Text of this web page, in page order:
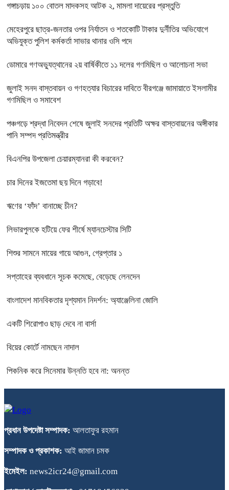
গঙ্গাচড়ায় ১০০ বোতল মাদকসহ আটক ২, মামলা দায়েরের প্রস্তুতি
মেহেরপুরে ছাত্র-জনতার ওপর নির্যাতন ও শতকোটি টাকার দুর্নীতির অভিযোগে
অভিযুক্ত পুলিশ কর্মকর্তা সাভার থানার ওসি পদে
ডোমারে গণঅভ্যুত্থানের ২য় বার্ষিকীতে ১১ দলের গণমিছিল ও আলোচনা সভা
জুলাই সনদ বাস্তবায়ন ও গণহত্যার বিচারের দাবিতে বীরগঞ্জে জামায়াতে ইসলামীর
গণমিছিল ও সমাবেশ
পঞ্চগড়ে শ্রদ্ধা নিবেদন শেষে জুলাই সনদের প্রতিটি অক্ষর বাস্তবায়নের অঙ্গীকার
পানি সম্পদ প্রতিমন্ত্রীর
বিএনপির উপজেলা চেয়ারম্যানরা কী করবেন?
চার দিনের ইজতেমা ছয় দিনে গড়াবে!
ঋণের ‘ফাঁদ’ বানাচ্ছে চীন?
লিভারপুলকে হটিয়ে ফের শীর্ষে ম্যানচেস্টার সিটি
শিশুর সামনে মায়ের গায়ে আগুন, গ্রেপ্তার ১
সপ্তাহের ব্যবধানে সূচক কমেছে, বেড়েছে লেনদেন
বাংলাদেশ মানবিকতার দৃশ্যমান নিদর্শন: অ্যাঞ্জেলিনা জোলি
একটি শিরোপাও ছাড় দেবে না বার্সা
বিয়ের কোর্টে নামছেন নাদাল
পিকনিক করে সিনেমার উন্নতি হবে না: অনন্ত
প্রধান উপদেষ্টা সম্পাদক: আলতাফুর রহমান
সম্পাদক ও প্রকাশক: আই জামান চমক
ইমেইল: news2icr24@gmail.com